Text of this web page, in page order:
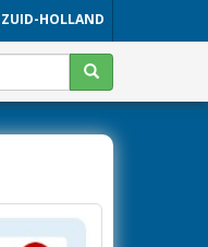
ZUID-HOLLAND